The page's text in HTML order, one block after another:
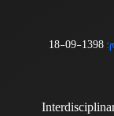
1398-09-18